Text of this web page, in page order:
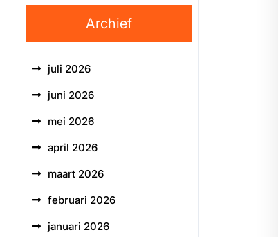
Archief
juli 2026
juni 2026
mei 2026
april 2026
maart 2026
februari 2026
januari 2026